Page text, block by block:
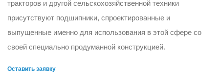
тракторов и другой сельскохозяйственной техники
присутствуют подшипники, спроектированные и
выпущенные именно для использования в этой сфере со
своей специально продуманной конструкцией.
Оставить заявку